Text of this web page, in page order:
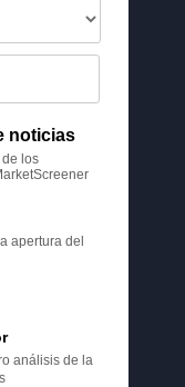
noticias
los
apertura del
análisis de la